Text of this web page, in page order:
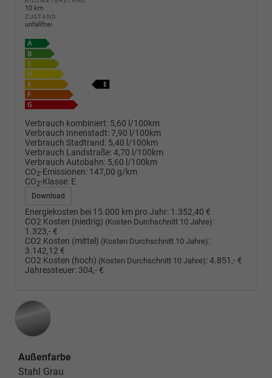
10 km
ZUSTAND
unfallfrei
Verbrauch kombiniert: 5,60 l/100km
Verbrauch Innenstadt:7,90 l/100km
Verbrauch Stadtrand: 5,40 l/100km
Verbrauch Landstraße:4,70 l/100km
Verbrauch Autobahn: 5,60 l/100km
CO2-Emissionen: 147,00 g/km
CO2-Klasse: E
Download
Energiekosten bei 15.000 km pro Jahr: 1.352,40 €
CO2 Kosten (niedrig) (Kosten Durchschnitt 10 Jahre):
1.323,- €
CO2 Kosten (mittel) (Kosten Durchschnitt 10 Jahre):
3.142,12 €
CO2 Kosten (hoch) (Kosten Durchschnitt 10 Jahre):4.851,- €
Jahressteuer: 304,- €
Außenfarbe
Stahl Grau